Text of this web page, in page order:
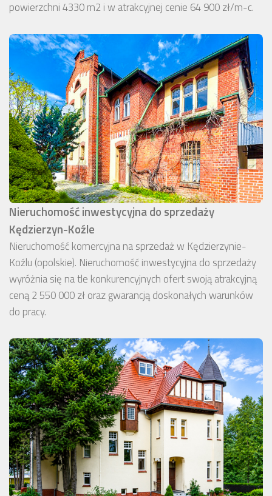
powierzchni 4330 m2 i w atrakcyjnej cenie 64 900 zł/m-c.
Nieruchomość inwestycyjna do sprzedaży
Kędzierzyn-Koźle
Nieruchomość komercyjna na sprzedaż w Kędzierzynie-
Koźlu (opolskie). Nieruchomość inwestycyjna do sprzedaży
wyróżnia się na tle konkurencyjnych ofert swoją atrakcyjną
ceną 2 550 000 zł oraz gwarancją doskonałych warunków
do pracy.